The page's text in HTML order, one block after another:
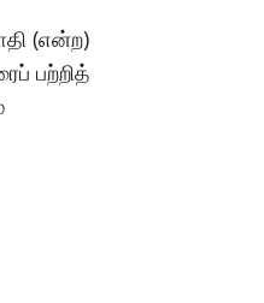
(என்ற)
பற்றித்